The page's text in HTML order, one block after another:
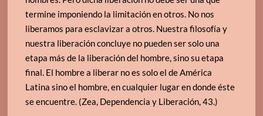
termine imponiendo la limitación en otros. No nos
liberamos para esclavizar a otros. Nuestra filosofía y
nuestra liberación concluye no pueden ser solo una
etapa más de la liberación del hombre, sino su etapa
final. El hombre a liberar no es solo el de América
Latina sino el hombre, en cualquier lugar en donde éste
se encuentre. (Zea, Dependencia y Liberación, 43.)